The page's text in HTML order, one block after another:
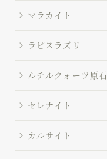
マラカイト
ラピスラズリ
ルチルクォーツ原石
セレナイト
カルサイト